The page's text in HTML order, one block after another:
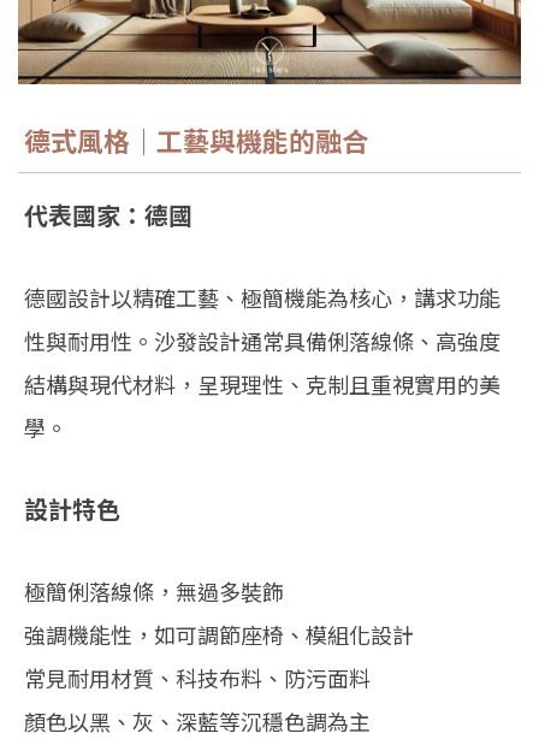
德式風格｜工藝與機能的融合
代表國家：德國
德國設計以精確工藝、極簡機能為核心，講求功能
性與耐用性。沙發設計通常具備俐落線條、高強度
結構與現代材料，呈現理性、克制且重視實用的美
學。
設計特色
極簡俐落線條，無過多裝飾
強調機能性，如可調節座椅、模組化設計
常見耐用材質、科技布料、防污面料
顏色以黑、灰、深藍等沉穩色調為主